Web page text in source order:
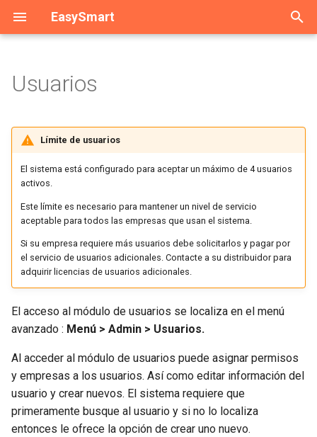
EasySmart
d
o
b
s
Configurar
Facturar
Notas Crédito
Impuestos Locales
Prefacturas
Facturas Emitidas
Factoraje
Notarios
Facturas Recibidas
Archivo Digital
Introducción
Catálogo Productos y
Servicios
Catálogo Clientes
Catálogo Proveedores
Pedidos y Cotizaciones
Venta
Surtir
Facturar CFDI 3.3
Notas de Crédito
Comisiones
Reporte de Gastos
Cuentas x Cobrar
Cuentas x Pagar
Bancos
Factoraje
Notarios
Configuración de Gastos
Gastos no deducibles
Consulta Gastos
Utilidad
Archivo Contabilidad
Archivo Digital
Inventarios
Asignar Empresas
Asignación de Permisos
Editar Usuario
Complementos
Addendas
Carta Porte
Complemento
Constructoras
Donativos
Exportación
Factura Carta Porte
Impuestos Locales
Introducción
Catálogo Empleados
Generar Recibos
Errores
Reglas
Autorizar
Generar Constancia
Acceso Móvil
Activación
Configuración
Recomendaciones
Conexión Directa
Facturar
Nómina
Carta Porte
Escuelas Batch
Usuarios
Límite de usuarios
El sistema está configurado para aceptar un máximo de 4 usuarios
activos.
Este límite es necesario para mantener un nivel de servicio
aceptable para todos las empresas que usan el sistema.
Si su empresa requiere más usuarios debe solicitarlos y pagar por
el servicio de usuarios adicionales. Contacte a su distribuidor para
adquirir licencias de usuarios adicionales.
El acceso al módulo de usuarios se localiza en el menú
avanzado : Menú > Admin > Usuarios.
Al acceder al módulo de usuarios puede asignar permisos
y empresas a los usuarios. Así como editar información del
usuario y crear nuevos. El sistema requiere que
primeramente busque al usuario y si no lo localiza
entonces le ofrece la opción de crear uno nuevo.